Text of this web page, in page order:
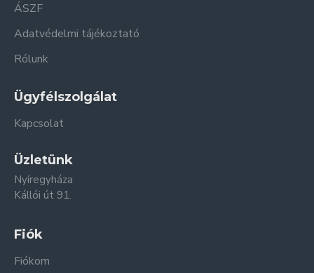
ÁSZF
Adatvédelmi tájékoztató
Rólunk
Ügyfélszolgálat
Kapcsolat
Üzletünk
Nyíregyháza
Kállói út 91.
Fiók
Fiókom